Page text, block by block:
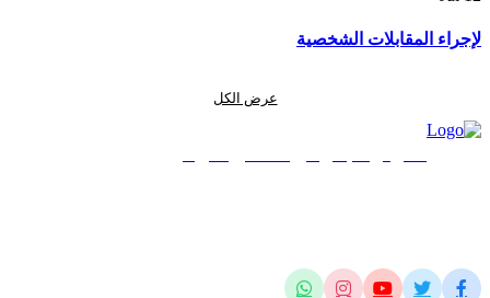
لإجراء المقابلات الشخصية
عرض الكل